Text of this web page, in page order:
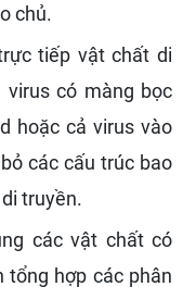
chủ.
tiếp vật chất di
virus có màng bọc
hoặc cả virus vào
các cấu trúc bao
truyền.
các vật chất có
tổng hợp các phân